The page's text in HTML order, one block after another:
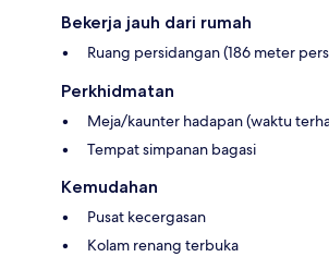
Bekerja jauh dari rumah
Ruang persidangan (186 meter
Perkhidmatan
Meja/kaunter hadapan (waktu
Tempat simpanan bagasi
Kemudahan
Pusat kecergasan
Kolam renang terbuka